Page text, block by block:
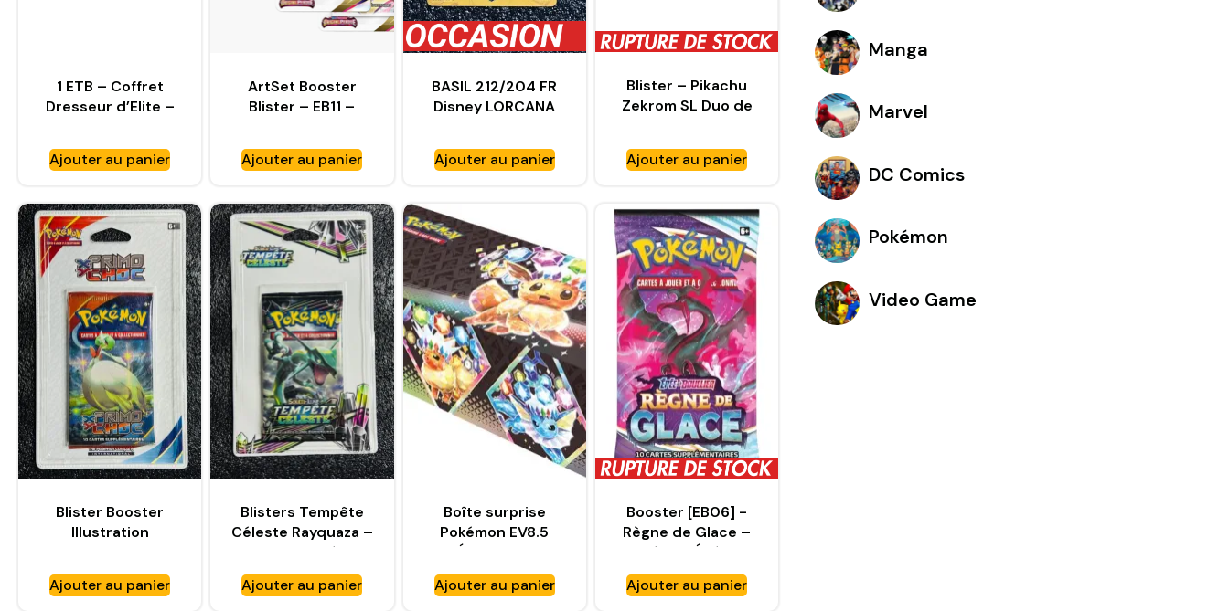
1 ETB – Coffret
Dresseur d’Elite –
Pokémon – EV05 –
Forces temporelles
– FR
Ajouter au panier
ArtSet Booster
Blister – EB11 –
Ajouter au panier
BASIL 212/204 FR
Disney LORCANA
Ajouter au panier
Blister – Pikachu
Zekrom SL Duo de
Ajouter au panier
Blister Booster
Illustration
Primo Choc
Ajouter au panier
Blisters Tempête
Céleste Rayquaza –
ARTSET- Pokémon
Soleil et Lune
Ajouter au panier
Boîte surprise
Pokémon EV8.5
Évolutions
Prismatiques –
ASMODEE
Ajouter au panier
Booster [EB06] -
Règne de Glace –
Pokémon Épée et
Bouclier – FR [EB6]
Ajouter au panier
Manga
Marvel
DC Comics
Pokémon
Video Game